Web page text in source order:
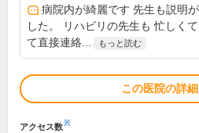
病院内が綺麗です 先生も説明
した。 リハビリの先生も 忙しく
て直接連絡...
もっと読む
この医院の詳
アクセス数※